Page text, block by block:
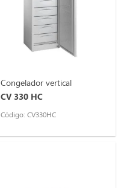
Congelador vertical
CV 330 HC
Código: CV330HC